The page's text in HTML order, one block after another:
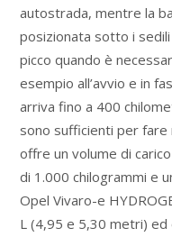
autostrada, mentre la
posizionata sotto i
picco quando è
esempio all’avvio e in
arriva fino a 400
sono sufficienti per
offre un volume di
di 1.000 chilogrammi e
Opel Vivaro-e
L (4,95 e 5,30 metri)